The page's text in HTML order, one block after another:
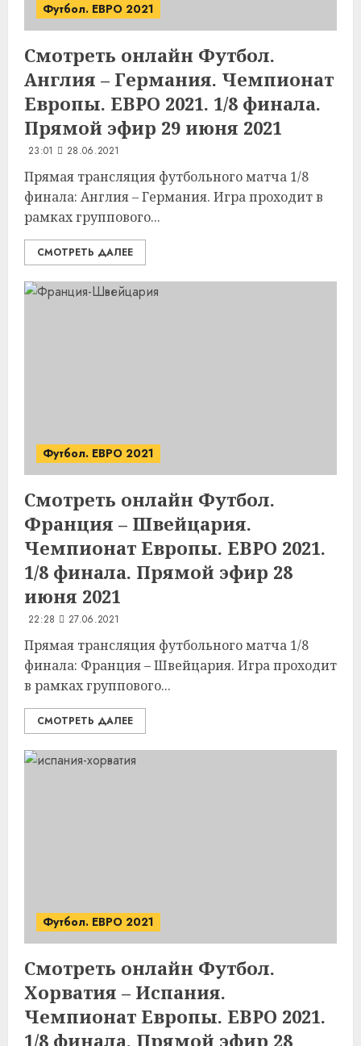
Футбол. ЕВРО 2021
Смотреть онлайн Футбол.
Англия – Германия. Чемпионат
Европы. ЕВРО 2021. 1/8 финала.
Прямой эфир 29 июня 2021
23:01 28.06.2021
Прямая трансляция футбольного матча 1/8
финала: Англия – Германия. Игра проходит в
рамках группового...
СМОТРЕТЬ ДАЛЕЕ
Футбол. ЕВРО 2021
Смотреть онлайн Футбол.
Франция – Швейцария.
Чемпионат Европы. ЕВРО 2021.
1/8 финала. Прямой эфир 28
июня 2021
22:28 27.06.2021
Прямая трансляция футбольного матча 1/8
финала: Франция – Швейцария. Игра проходит
в рамках группового...
СМОТРЕТЬ ДАЛЕЕ
Футбол. ЕВРО 2021
Смотреть онлайн Футбол.
Хорватия – Испания.
Чемпионат Европы. ЕВРО 2021.
1/8 финала. Прямой эфир 28